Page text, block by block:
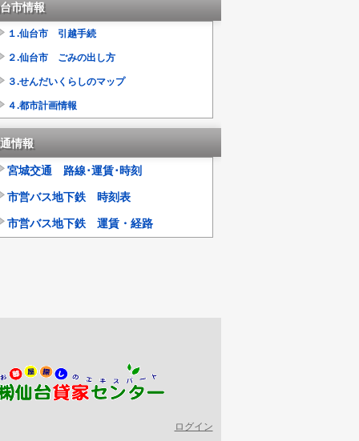
市情報
１.仙台市 引越手続
２.仙台市 ごみの出し方
３.せんだいくらしのマップ
４.都市計画情報
情報
宮城交通 路線･運賃･時刻
市営バス地下鉄 時刻表
市営バス地下鉄 運賃・経路
ログイン